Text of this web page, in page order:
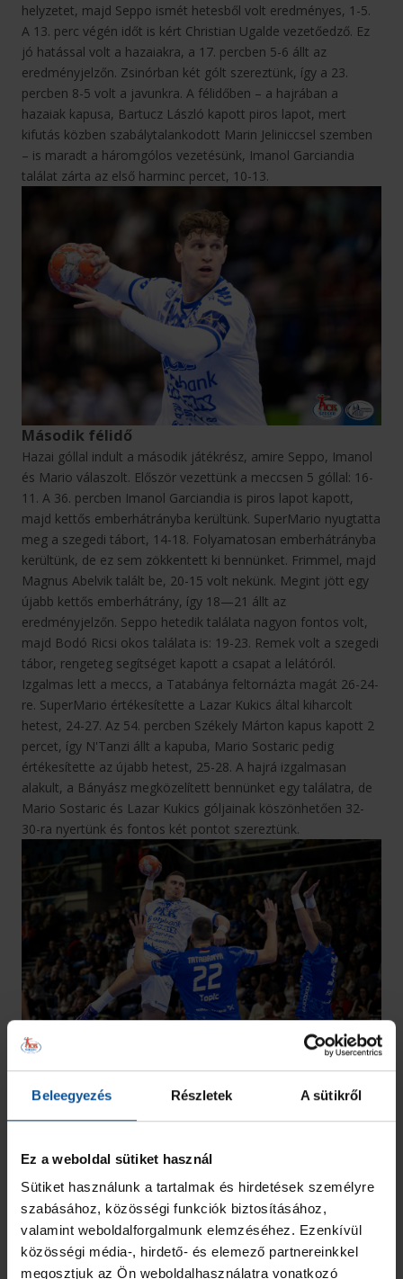
Beleegyezés Részletek A sütikről
Ez a weboldal sütiket használ
Sütiket használunk a tartalmak és hirdetések személyre
szabásához, közösségi funkciók biztosításához,
valamint weboldalforgalmunk elemzéséhez. Ezenkívül
közösségi média-, hirdető- és elemező partnereinkkel
megosztjuk az Ön weboldalhasználatra vonatkozó
helyzetet, majd Seppo ismét hetesből volt eredményes, 1-5.
A 13. perc végén időt is kért Christian Ugalde vezetőedző. Ez
jó hatással volt a hazaiakra, a 17. percben 5-6 állt az
eredményjelzőn. Zsinórban két gólt szereztünk, így a 23.
percben 8-5 volt a javunkra. A félidőben – a hajrában a
hazaiak kapusa, Bartucz László kapott piros lapot, mert
kifutás közben szabálytalankodott Marin Jeliniccsel szemben
– is maradt a háromgólos vezetésünk, Imanol Garciandia
találat zárta az első harminc percet, 10-13.
Második félidő
Hazai góllal indult a második játékrész, amire Seppo, Imanol
és Mario válaszolt. Először vezettünk a meccsen 5 góllal: 16-
11. A 36. percben Imanol Garciandia is piros lapot kapott,
majd kettős emberhátrányba kerültünk. SuperMario nyugtatta
meg a szegedi tábort, 14-18. Folyamatosan emberhátrányba
kerültünk, de ez sem zökkentett ki bennünket. Frimmel, majd
Magnus Abelvik talált be, 20-15 volt nekünk. Megint jött egy
újabb kettős emberhátrány, így 18—21 állt az
eredményjelzőn. Seppo hetedik találata nagyon fontos volt,
majd Bodó Ricsi okos találata is: 19-23. Remek volt a szegedi
tábor, rengeteg segítséget kapott a csapat a lelátóról.
Izgalmas lett a meccs, a Tatabánya feltornázta magát 26-24-
re. SuperMario értékesítette a Lazar Kukics által kiharcolt
hetest, 24-27. Az 54. percben Székely Márton kapus kapott 2
percet, így N'Tanzi állt a kapuba, Mario Sostaric pedig
értékesítette az újabb hetest, 25-28. A hajrá izgalmasan
alakult, a Bányász megközelített bennünket egy találatra, de
Mario Sostaric és Lazar Kukics góljainak köszönhetően 32-
30-ra nyertünk és fontos két pontot szereztünk.
Csapatunk legközelebb február 12-én (szerda) 18.45-kor hazai
febr. 12. szerda
Bajnokok Ligája csoportkör
26 27